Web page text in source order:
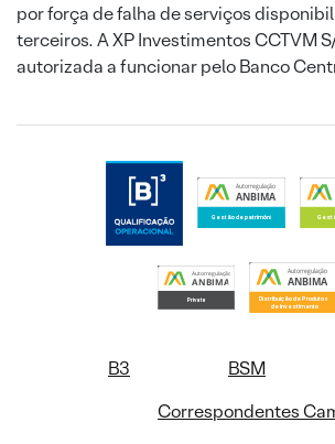
por força de falha de serviços
terceiros. A XP Investimentos CCTVM
autorizada a funcionar pelo Banco
B3 BSM
Correspondentes